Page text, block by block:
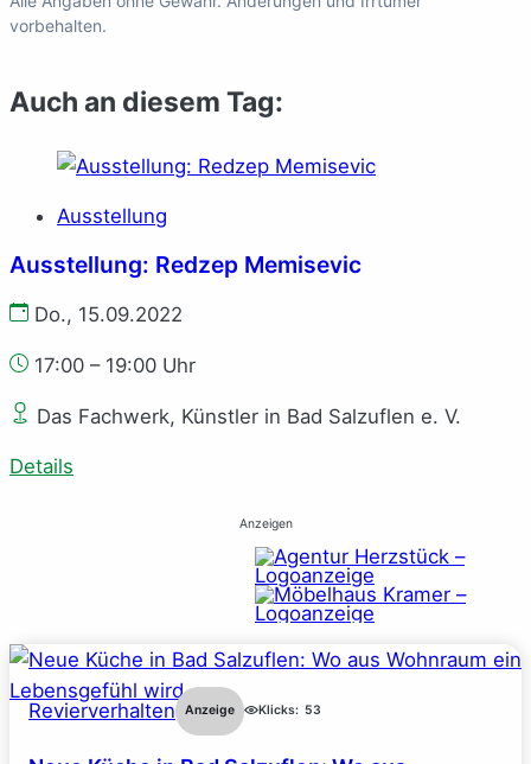
vorbehalten.
Auch an diesem Tag:
Ausstellung
Ausstellung: Redzep Memisevic
Do., 15.09.2022
17:00 – 19:00 Uhr
Das Fachwerk, Künstler in Bad Salzuflen e. V.
Details
Anzeigen
Revierverhalten Anzeige Klicks: 53